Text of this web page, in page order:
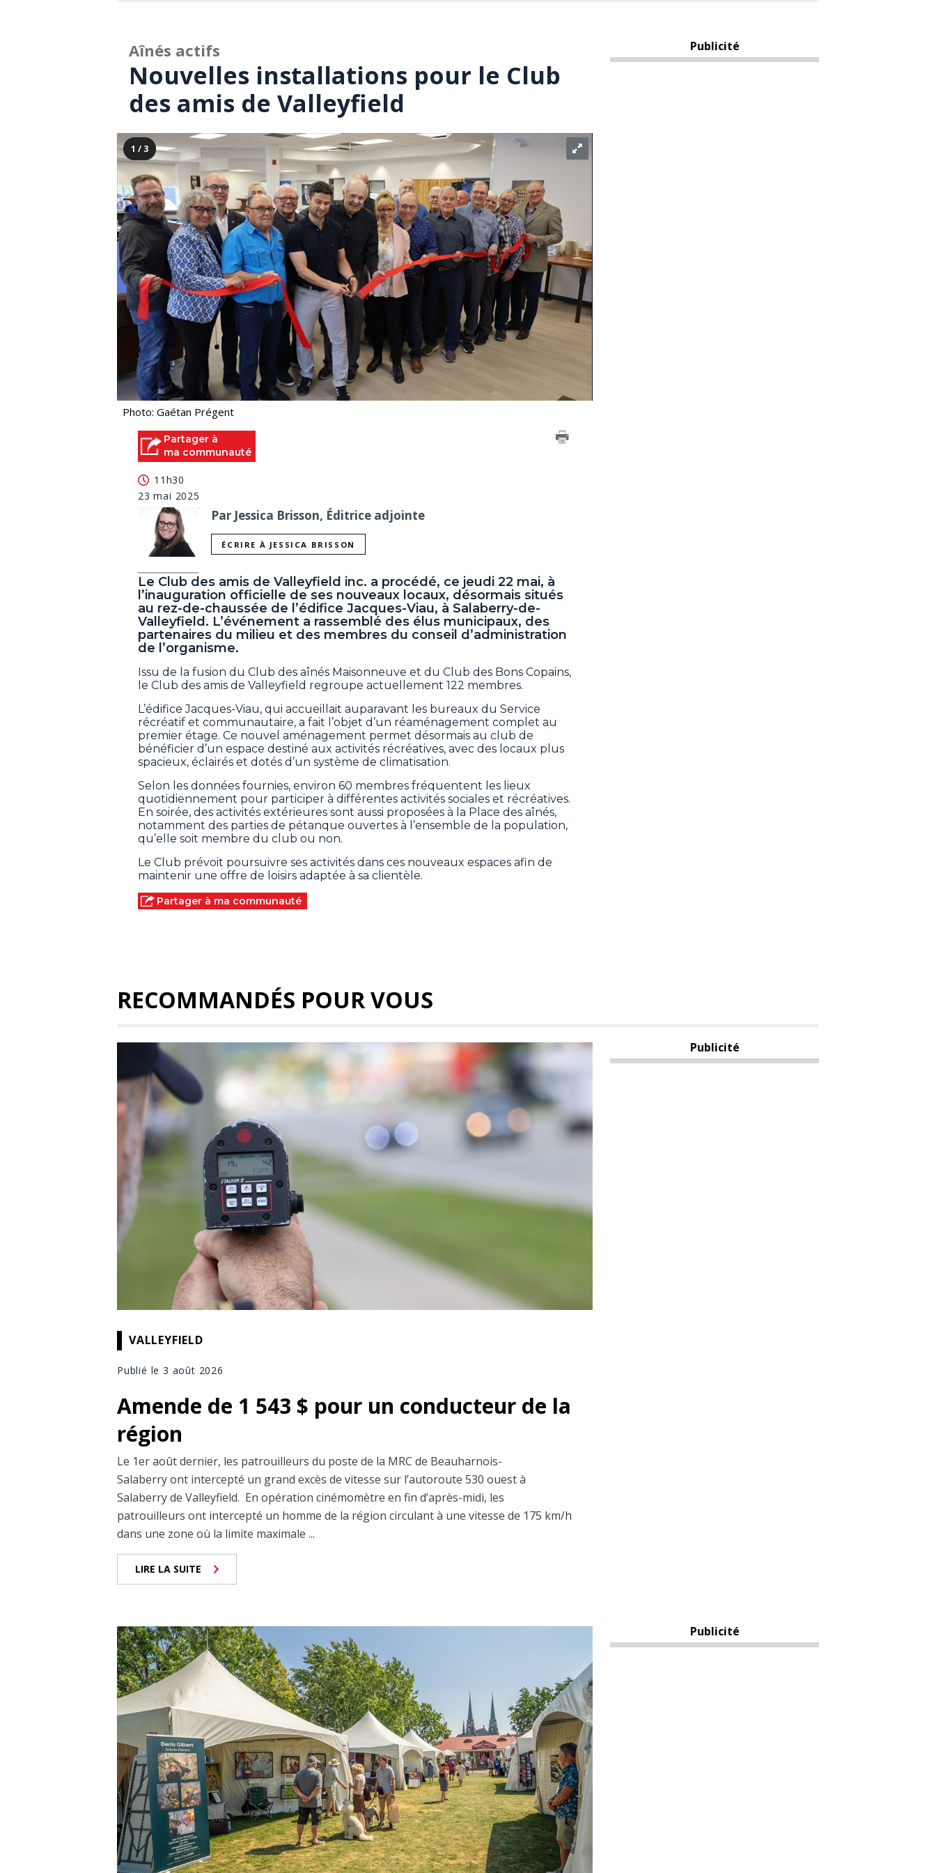
Aînés actifs
Nouvelles installations pour le Club
des amis de Valleyfield
1 / 3
Photo: Gaétan Prégent
Partager à
ma communauté
11h30
23 mai 2025
Par Jessica Brisson, Éditrice adjointe
ÉCRIRE À JESSICA BRISSON
Le Club des amis de Valleyfield inc. a procédé, ce jeudi 22 mai, à
l’inauguration officielle de ses nouveaux locaux, désormais situés
au rez-de-chaussée de l’édifice Jacques-Viau, à Salaberry-de-
Valleyfield. L’événement a rassemblé des élus municipaux, des
partenaires du milieu et des membres du conseil d’administration
de l’organisme.
Issu de la fusion du Club des aînés Maisonneuve et du Club des Bons Copains,
le Club des amis de Valleyfield regroupe actuellement 122 membres.
L’édifice Jacques-Viau, qui accueillait auparavant les bureaux du Service
récréatif et communautaire, a fait l’objet d’un réaménagement complet au
premier étage. Ce nouvel aménagement permet désormais au club de
bénéficier d’un espace destiné aux activités récréatives, avec des locaux plus
spacieux, éclairés et dotés d’un système de climatisation.
Selon les données fournies, environ 60 membres fréquentent les lieux
quotidiennement pour participer à différentes activités sociales et récréatives.
En soirée, des activités extérieures sont aussi proposées à la Place des aînés,
notamment des parties de pétanque ouvertes à l’ensemble de la population,
qu’elle soit membre du club ou non.
Le Club prévoit poursuivre ses activités dans ces nouveaux espaces afin de
maintenir une offre de loisirs adaptée à sa clientèle.
Partager à ma communauté
Publicité
RECOMMANDÉS POUR VOUS
VALLEYFIELD
Publié le 3 août 2026
Amende de 1 543 $ pour un conducteur de la
région
Le 1er août dernier, les patrouilleurs du poste de la MRC de Beauharnois-
Salaberry ont intercepté un grand excès de vitesse sur l’autoroute 530 ouest à
Salaberry de Valleyfield. En opération cinémomètre en fin d’après-midi, les
patrouilleurs ont intercepté un homme de la région circulant à une vitesse de 175 km/h
dans une zone où la limite maximale ...
LIRE LA SUITE
Publicité
Publicité